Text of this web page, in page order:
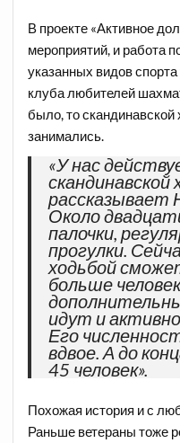
В проекте «Активное
мероприятий, и работа
указанных видов
клуба любителей
было, то
занимались.
«У нас
скандинавской
рассказывает
Около
палочки,
прогулки.
ходьбой
больше
идут и
Его
вдвое. А до
45 человек».
Похожая история и с
Раньше ветераны тоже